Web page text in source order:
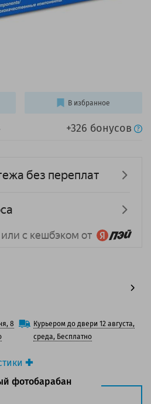
HP
+326 бонусов
8
Курьером до двери 12 августа,
среда, Бесплатно
В избранное
фотобарабан